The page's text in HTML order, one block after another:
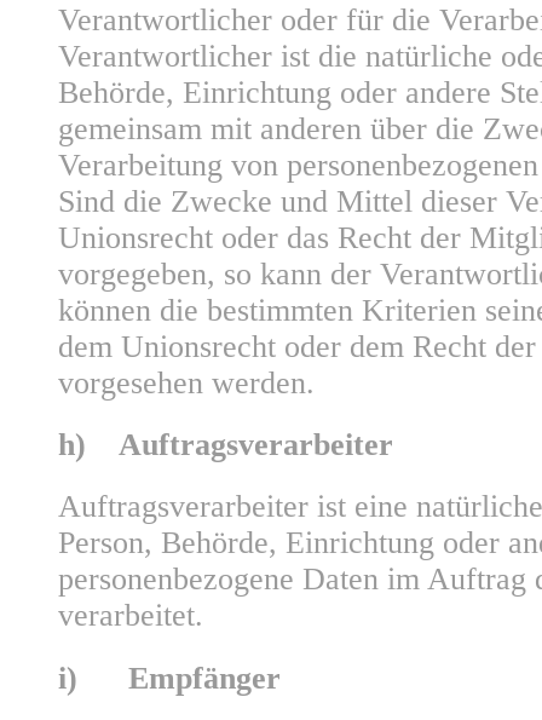
Verantwortlicher oder für die
Verantwortlicher ist die natürliche
Behörde, Einrichtung oder andere
gemeinsam mit anderen über die
Verarbeitung von
Sind die Zwecke und Mittel dieser
Unionsrecht oder das Recht der
vorgegeben, so kann der
können die bestimmten Kriterien
dem Unionsrecht oder dem Recht
vorgesehen werden.
h) Auftragsverarbeiter
Auftragsverarbeiter ist eine
Person, Behörde, Einrichtung oder
personenbezogene Daten im Auftrag
verarbeitet.
i) Empfänger